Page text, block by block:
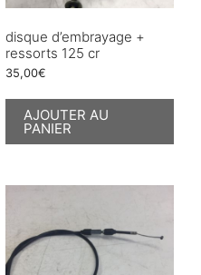
disque d’embrayage +
ressorts 125 cr
35,00€
AJOUTER AU
PANIER